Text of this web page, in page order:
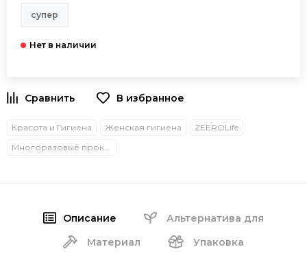
супер
В избранное
Красота и Гигиена Женская гигиена
ZEEROLife
Описание
Альтернатива для
Материал
Упаковка